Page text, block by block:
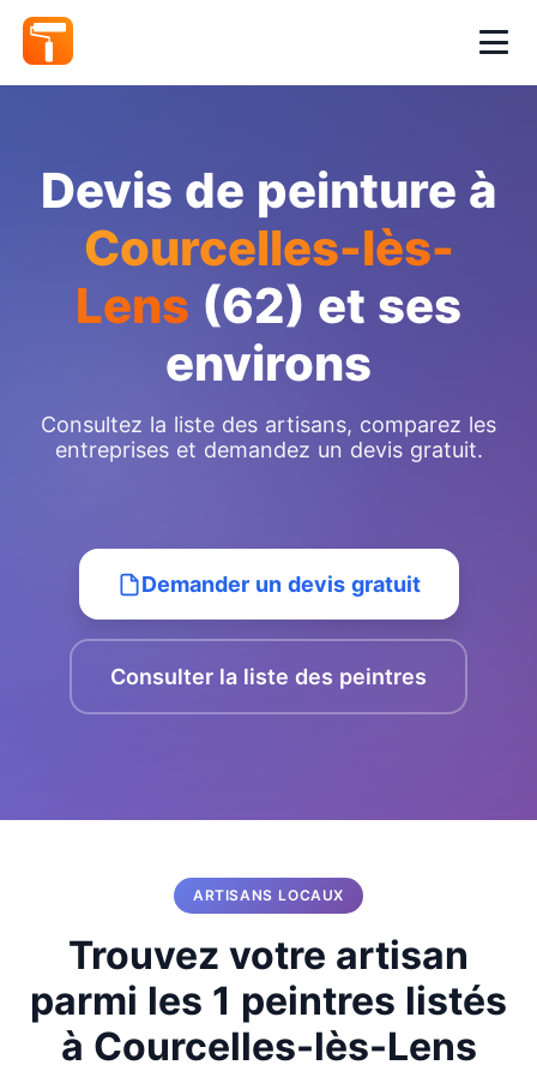
Devis de peinture à
Courcelles-lès-
Lens (62) et ses
environs
Consultez la liste des artisans, comparez les
entreprises et demandez un devis gratuit.
Demander un devis gratuit
Consulter la liste des peintres
ARTISANS LOCAUX
Trouvez votre artisan
parmi les 1 peintres listés
à Courcelles-lès-Lens